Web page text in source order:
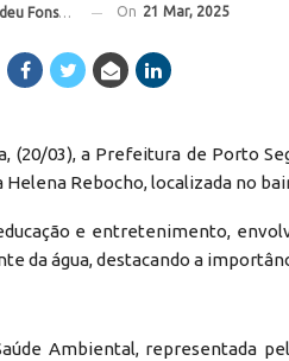
Fonseca On 21 Mar, 2025
(20/03), a Prefeitura de Porto
Helena Rebocho, localizada no
e entretenimento,
da água, destacando a
Ambiental, representada